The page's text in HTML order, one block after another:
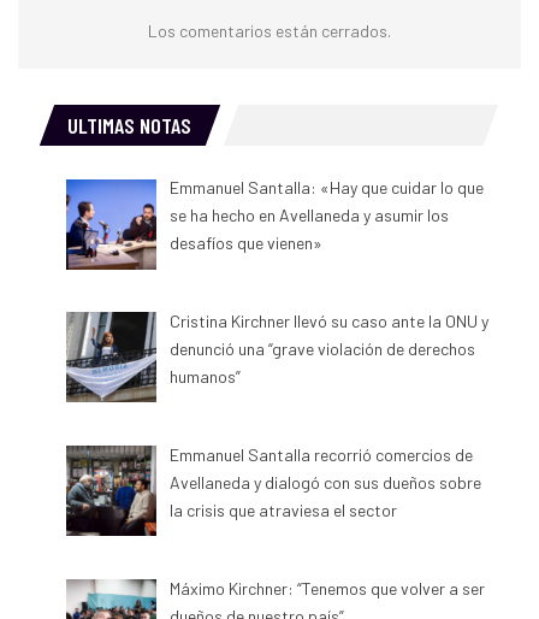
Los comentarios están cerrados.
ULTIMAS NOTAS
Emmanuel Santalla: «Hay que cuidar lo que
se ha hecho en Avellaneda y asumir los
desafíos que vienen»
Cristina Kirchner llevó su caso ante la ONU y
denunció una “grave violación de derechos
humanos”
Emmanuel Santalla recorrió comercios de
Avellaneda y dialogó con sus dueños sobre
la crisis que atraviesa el sector
Máximo Kirchner: “Tenemos que volver a ser